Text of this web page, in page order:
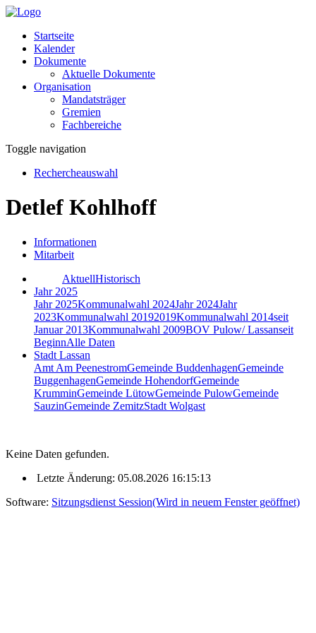
Startseite
Kalender
Dokumente
Aktuelle Dokumente
Organisation
Mandatsträger
Gremien
Fachbereiche
Toggle navigation
Rechercheauswahl
Detlef Kohlhoff
Informationen
Mitarbeit
AktuellHistorisch
Jahr 2025
Jahr 2025Kommunalwahl 2024Jahr 2024Jahr
2023Kommunalwahl 20192019Kommunalwahl 2014seit
Januar 2013Kommunalwahl 2009BOV Pulow/ Lassanseit
BeginnAlle Daten
Stadt Lassan
Amt Am PeenestromGemeinde BuddenhagenGemeinde
BuggenhagenGemeinde HohendorfGemeinde
KrumminGemeinde LütowGemeinde PulowGemeinde
SauzinGemeinde ZemitzStadt Wolgast
Keine Daten gefunden.
Letzte Änderung: 05.08.2026 16:15:13
Software: Sitzungsdienst Session(Wird in neuem Fenster geöffnet)